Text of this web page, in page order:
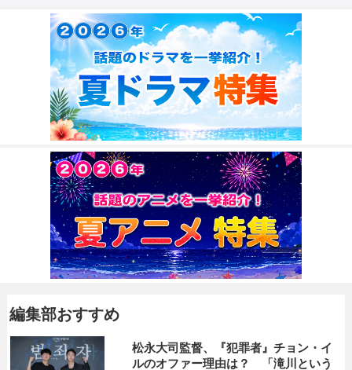
編集部おすすめ
松永大司監督、『犯罪者』チョン・イ
ルのオファー理由は？ 「滝川という